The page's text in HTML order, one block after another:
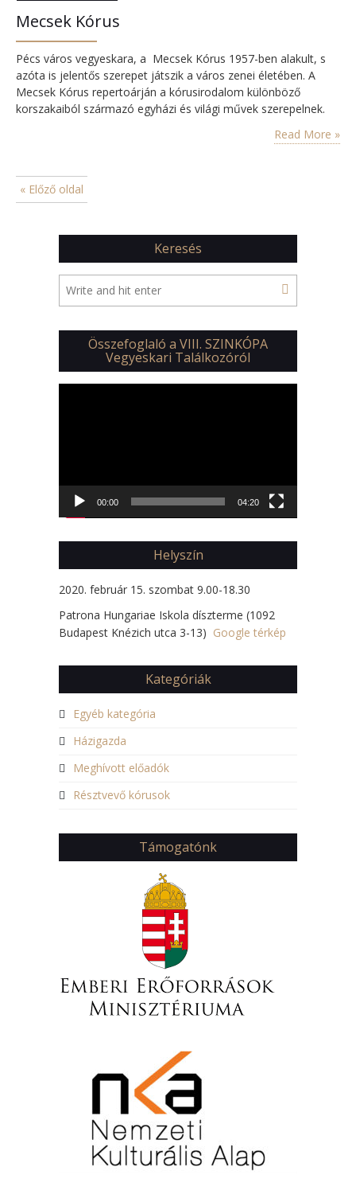
Mecsek Kórus
Pécs város vegyeskara, a Mecsek Kórus 1957-ben alakult, s
azóta is jelentős szerepet játszik a város zenei életében. A
Mecsek Kórus repertoárján a kórusirodalom különböző
korszakaiból származó egyházi és világi művek szerepelnek.
szerepet vállaltak a Pannon Filharmonikus zenekarral. A kórus
2005-ben Olomeucban, 2006-ban…
Read More »
« Előző oldal
Keresés
Összefoglaló a VIII. SZINKÓPA
Vegyeskari Találkozóról
00:00 04:20
Helyszín
2020. február 15. szombat 9.00-18.30
Patrona Hungariae Iskola díszterme (1092
Budapest Knézich utca 3-13) Google térkép
Kategóriák
Egyéb kategória
Házigazda
Meghívott előadók
Résztvevő kórusok
Támogatónk